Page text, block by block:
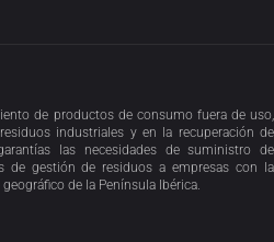
de productos de consumo fuera de uso,
industriales y en la recuperación de
las necesidades de suministro de
de gestión de residuos a empresas con la
de la Península Ibérica.